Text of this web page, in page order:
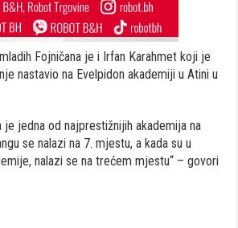
Fojničana je i Irfan Karahmet koji je
nastavio na Evelpidon akademiji u Atini u
je jedna od najprestižnijih akademija na
se nalazi na 7. mjestu, a kada su u
nalazi se na trećem mjestu“ – govori